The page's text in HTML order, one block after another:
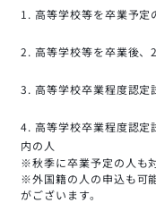
高等学校等を卒業予定
高等学校等を卒業後、
高等学校卒業程度認
高等学校卒業程度認
内の人
※秋季に卒業予定の人も
※外国籍の人の申込も可
がございます。